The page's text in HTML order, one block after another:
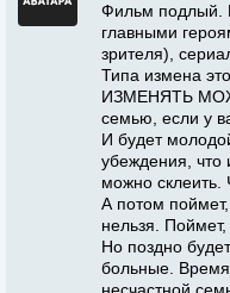
Фильм подлый.
главными
зрителя),
Типа измена
ИЗМЕНЯТЬ
семью, если у
И будет
убеждения, что
можно склеить.
А потом поймет,
нельзя. Поймет,
Но поздно
больные. Время